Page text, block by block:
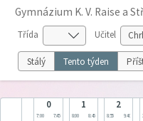
Gymnázium K. V. Raise a
Třída Učitel
Stálý Tento týden
0
7:00 7:45
1
8:00 8:45
2
8:55 9:40